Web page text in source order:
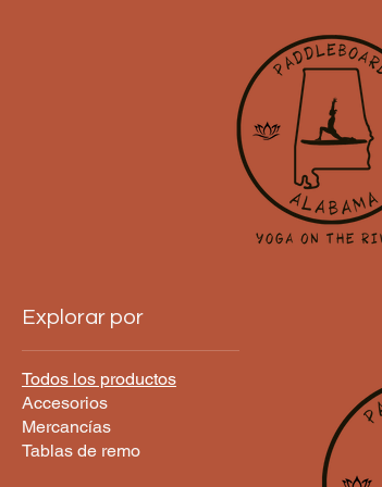
Explorar por
Todos los productos
Accesorios
Mercancías
Tablas de remo